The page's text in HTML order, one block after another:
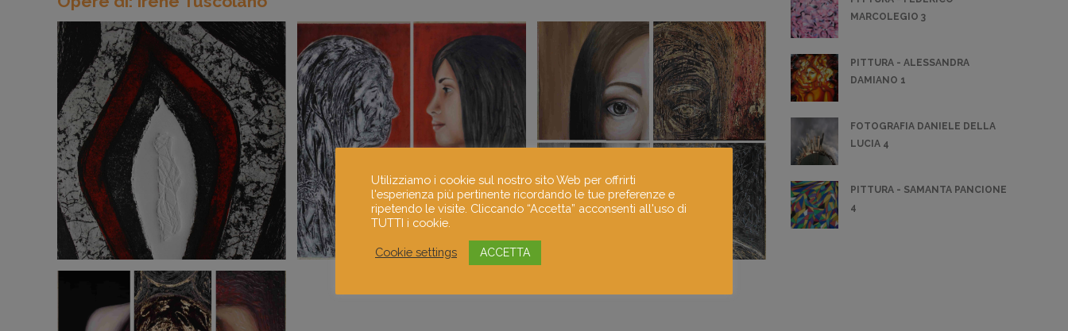
MARCOLEGIO 3
PITTURA - ALESSANDRA
DAMIANO 1
FOTOGRAFIA DANIELE DELLA
LUCIA 4
PITTURA - SAMANTA PANCIONE
4
Utilizziamo i cookie sul nostro sito Web per offrirti
l'esperienza più pertinente ricordando le tue preferenze e
ripetendo le visite. Cliccando “Accetta” acconsenti all'uso di
TUTTI i cookie.
Cookie settings ACCETTA